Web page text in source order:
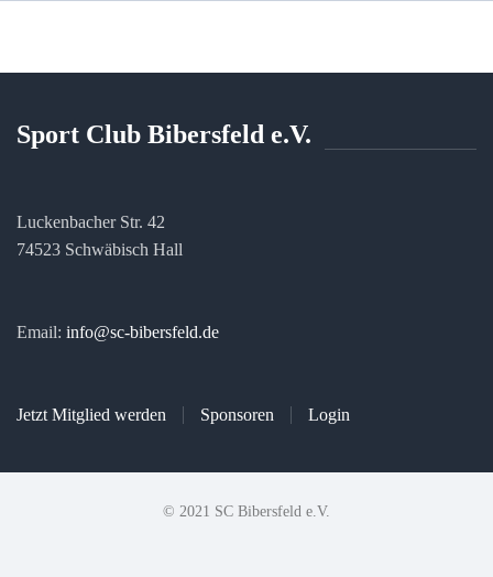
Sport Club Bibersfeld e.V.
Luckenbacher Str. 42
74523 Schwäbisch Hall
Email: info@sc-bibersfeld.de
Jetzt Mitglied werden Sponsoren Login
© 2021 SC Bibersfeld e.V.